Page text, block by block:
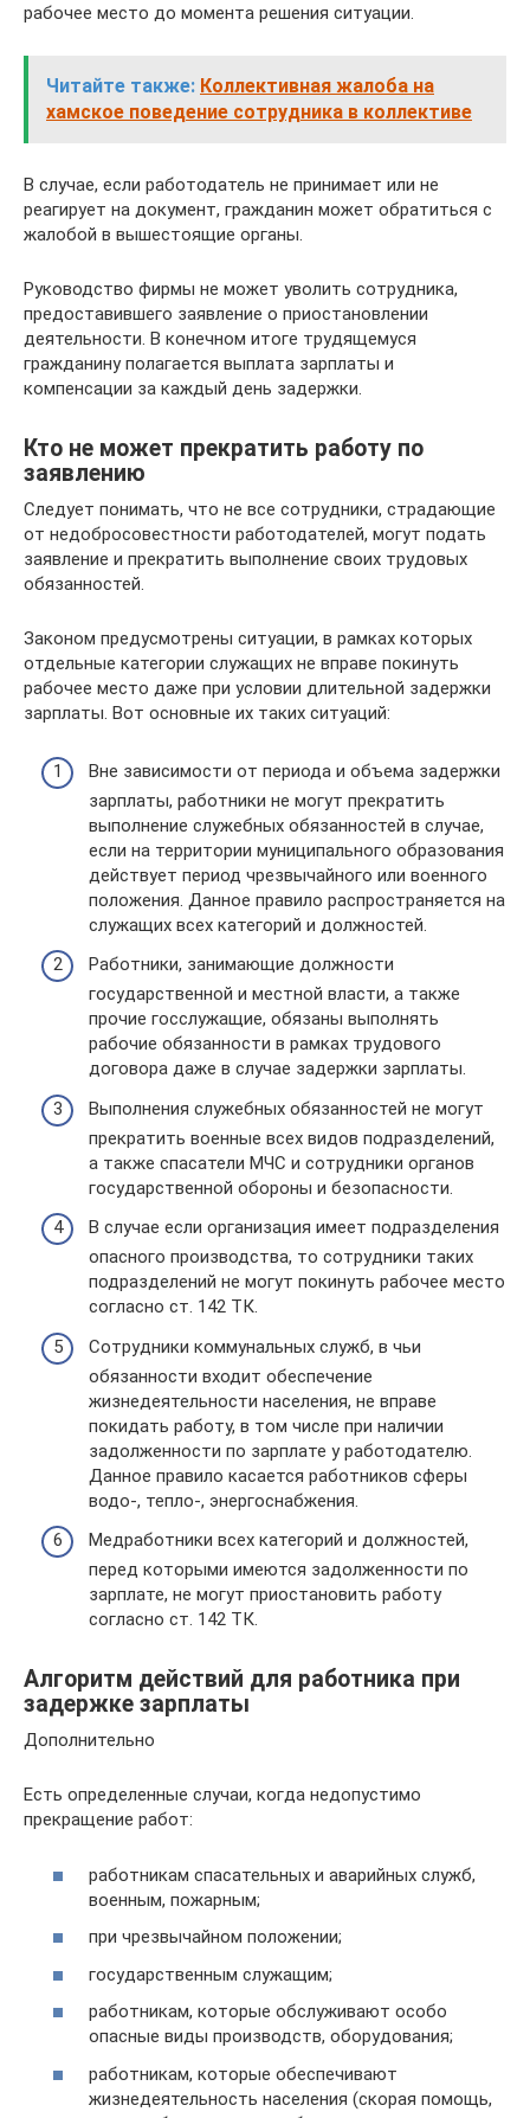
рабочее место до момента решения ситуации.
Читайте также: Коллективная жалоба на
хамское поведение сотрудника в коллективе
В случае, если работодатель не принимает или не
реагирует на документ, гражданин может обратиться с
жалобой в вышестоящие органы.
Руководство фирмы не может уволить сотрудника,
предоставившего заявление о приостановлении
деятельности. В конечном итоге трудящемуся
гражданину полагается выплата зарплаты и
компенсации за каждый день задержки.
Кто не может прекратить работу по
заявлению
Следует понимать, что не все сотрудники, страдающие
от недобросовестности работодателей, могут подать
заявление и прекратить выполнение своих трудовых
обязанностей.
Законом предусмотрены ситуации, в рамках которых
отдельные категории служащих не вправе покинуть
рабочее место даже при условии длительной задержки
зарплаты. Вот основные их таких ситуаций:
Вне зависимости от периода и объема задержки
зарплаты, работники не могут прекратить
выполнение служебных обязанностей в случае,
если на территории муниципального образования
действует период чрезвычайного или военного
положения. Данное правило распространяется на
служащих всех категорий и должностей.
Работники, занимающие должности
государственной и местной власти, а также
прочие госслужащие, обязаны выполнять
рабочие обязанности в рамках трудового
договора даже в случае задержки зарплаты.
Выполнения служебных обязанностей не могут
прекратить военные всех видов подразделений,
а также спасатели МЧС и сотрудники органов
государственной обороны и безопасности.
В случае если организация имеет подразделения
опасного производства, то сотрудники таких
подразделений не могут покинуть рабочее место
согласно ст. 142 ТК.
Сотрудники коммунальных служб, в чьи
обязанности входит обеспечение
жизнедеятельности населения, не вправе
покидать работу, в том числе при наличии
задолженности по зарплате у работодателю.
Данное правило касается работников сферы
водо-, тепло-, энергоснабжения.
Медработники всех категорий и должностей,
перед которыми имеются задолженности по
зарплате, не могут приостановить работу
согласно ст. 142 ТК.
Алгоритм действий для работника при
задержке зарплаты
Дополнительно
Есть определенные случаи, когда недопустимо
прекращение работ:
работникам спасательных и аварийных служб,
военным, пожарным;
при чрезвычайном положении;
государственным служащим;
работникам, которые обслуживают особо
опасные виды производств, оборудования;
работникам, которые обеспечивают
жизнедеятельность населения (скорая помощь,